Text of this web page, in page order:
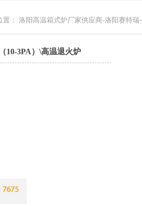
置： 洛阳高温箱式炉厂家供应商-洛阳赛特瑞-
10-3PA）\高温退火炉